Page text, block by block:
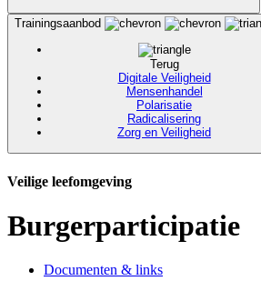
Trainingsaanbod
Terug
Digitale Veiligheid
Mensenhandel
Polarisatie
Radicalisering
Zorg en Veiligheid
Veilige leefomgeving
Burgerparticipatie
Documenten & links